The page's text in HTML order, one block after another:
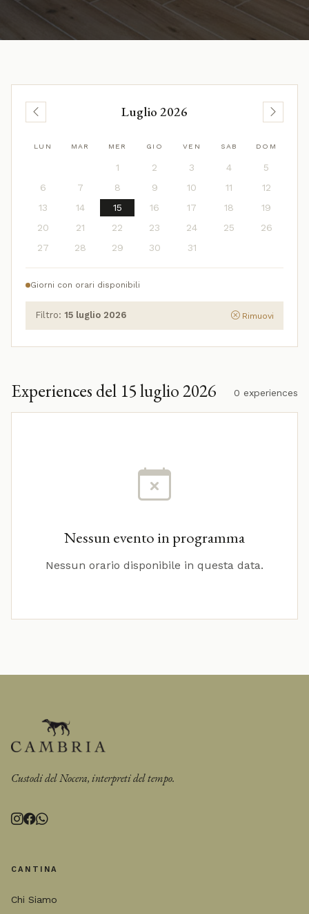
Luglio 2026
LUN MAR MER GIO VEN SAB DOM
1 2 3 4
5
6
7 8 9 10 11
12
13
14 15 16 17 18
19
20
21 22 23 24 25
26
27
28 29 30 31
Giorni con orari disponibili
Filtro: 15 luglio 2026 Rimuovi
Experiences del 15 luglio 2026 0 experiences
Nessun evento in programma
Nessun orario disponibile in questa data.
Custodi del Nocera, interpreti del tempo.
CANTINA
Chi Siamo